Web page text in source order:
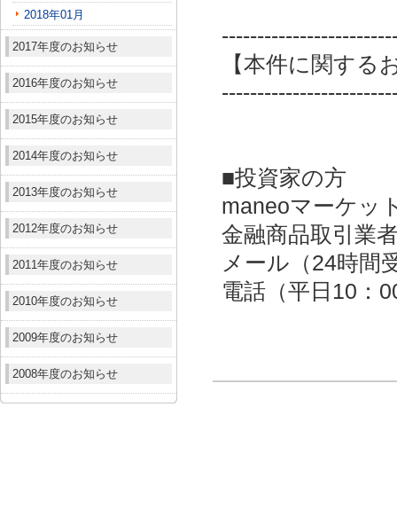
2018年01月
2017年度のお知らせ
2016年度のお知らせ
2015年度のお知らせ
2014年度のお知らせ
2013年度のお知らせ
2012年度のお知らせ
2011年度のお知らせ
2010年度のお知らせ
2009年度のお知らせ
2008年度のお知らせ
【本件に関する
■投資家の方
maneoマーケッ
金融商品取引業
メール（24時間
電話（平日10：